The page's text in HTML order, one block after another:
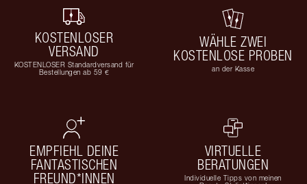
KOSTENLOSER
VERSAND
KOSTENLOSER Standardversand für
Bestellungen ab 59 €
WÄHLE ZWEI
KOSTENLOSE PROBEN
an der Kasse
EMPFIEHL DEINE
FANTASTISCHEN
FREUND*INNEN
VIRTUELLE
BERATUNGEN
Individuelle Tipps von meinen